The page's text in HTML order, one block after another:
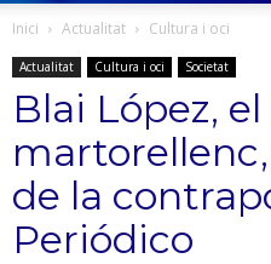
Inici Actualitat Cultura i oci
Actualitat Cultura i oci Societat
Blai López,
de la
Periódico